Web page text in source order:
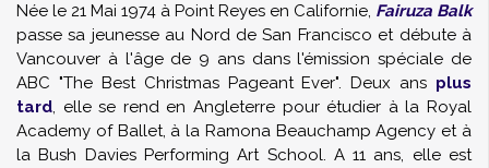
Née le 21 Mai 1974 à Point Reyes en Californie, Fairuza Balk
passe sa jeunesse au Nord de San Francisco et débute à
Vancouver à l'âge de 9 ans dans l'émission spéciale de
ABC "The Best Christmas Pageant Ever". Deux ans plus
tard, elle se rend en Angleterre pour étudier à la Royal
Academy of Ballet, à la Ramona Beauchamp Agency et à
la Bush Davies Performing Art School. A 11 ans, elle est